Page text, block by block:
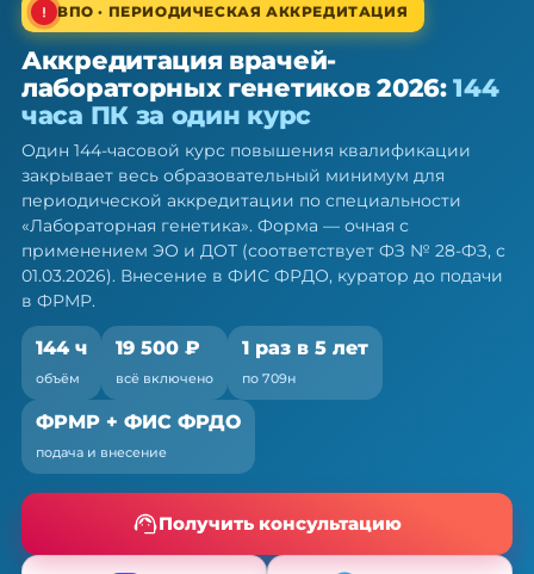
ВПО · периодическая аккредитация · 1 раз в 5 лет
Аккредитация врачей-
лабораторных генетиков: 144 ч ПК
за один курс
Один курс закрывает весь минимум портфолио
— по 709н и ФЗ № 28-ФЗ
ВПО · ПЕРИОДИЧЕСКАЯ АККРЕДИТАЦИЯ
Аккредитация врачей-
лабораторных генетиков 2026:144
часа ПК за один курс
Один 144-часовой курс повышения квалификации
закрывает весь образовательный минимум для
периодической аккредитации по специальности
«Лабораторная генетика». Форма — очная с
применением ЭО и ДОТ (соответствует ФЗ № 28-ФЗ, с
01.03.2026). Внесение в ФИС ФРДО, куратор до подачи
в ФРМР.
144 ч
объём
19 500 ₽
всё включено
1 раз в 5 лет
по 709н
ФРМР + ФИС ФРДО
подача и внесение
Получить консультацию